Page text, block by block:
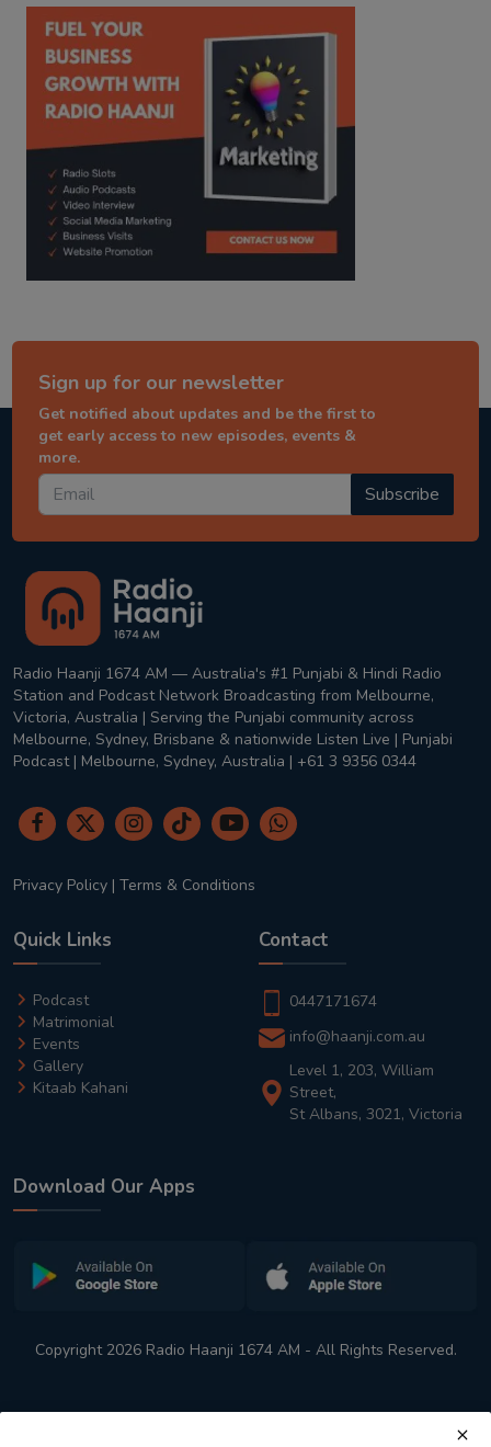
kitaab kahani punjabi story
Sign up for our newsletter
Get notified about updates and be the first to
get early access to new episodes, events &
more.
Subscribe
Radio Haanji 1674 AM — Australia's #1 Punjabi & Hindi Radio
Station and Podcast Network Broadcasting from Melbourne,
Victoria, Australia | Serving the Punjabi community across
Melbourne, Sydney, Brisbane & nationwide Listen Live | Punjabi
Podcast | Melbourne, Sydney, Australia | +61 3 9356 0344
Privacy Policy | Terms & Conditions
Quick Links
Podcast
Matrimonial
Events
Gallery
Kitaab Kahani
Contact
0447171674
info@haanji.com.au
Level 1, 203, William
Street,
St Albans, 3021, Victoria
Download Our Apps
Copyright 2026 Radio Haanji 1674 AM - All Rights Reserved.